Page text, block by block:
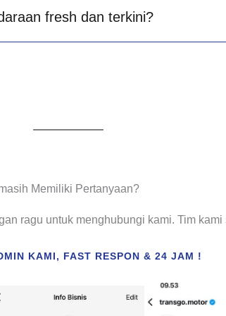
fresh dan terkini?
Memiliki Pertanyaan?
ragu untuk menghubungi kami. Tim kami
KAMI, FAST RESPON & 24 JAM !